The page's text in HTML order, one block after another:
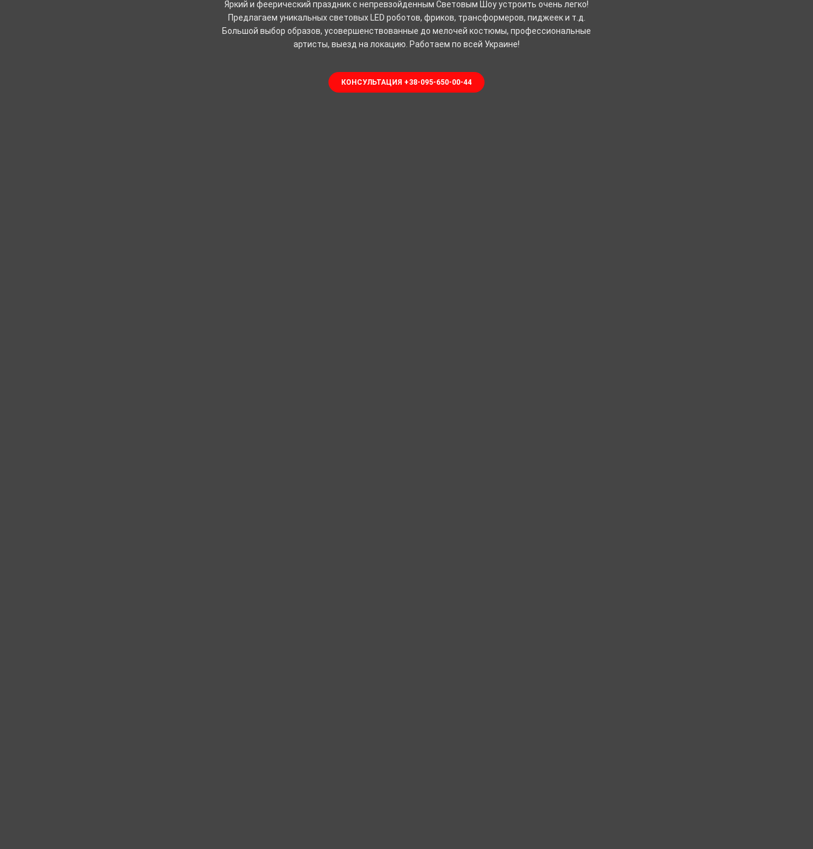
Яркий и феерический праздник с непревзойденным Световым Шоу устроить очень легко!
Предлагаем уникальных световых LED роботов, фриков, трансформеров, пиджеек и т.д.
Большой выбор образов, усовершенствованные до мелочей костюмы, профессиональные
артисты, выезд на локацию. Работаем по всей Украине!
КОНСУЛЬТАЦИЯ +38-095-650-00-44